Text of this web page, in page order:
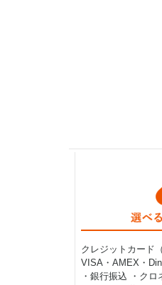
クレジットカード
VISA・AMEX・
・銀行振込 ・ク